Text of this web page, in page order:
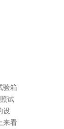
验箱
试
设
来看